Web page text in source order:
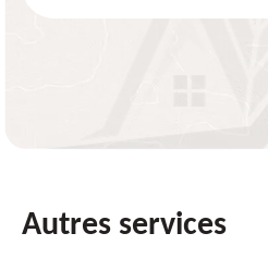
Autres services